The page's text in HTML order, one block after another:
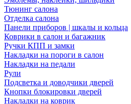
Тюнинг салона
Отделка салона
Панели приборов | шкалы и кольца
Коврики в салон и багажник
Ручки КПП и замки
Накладки на пороги в салон
Накладки на педали
Рули
Подсветка и доводчики дверей
Кнопки блокировки дверей
Накладки на коврик